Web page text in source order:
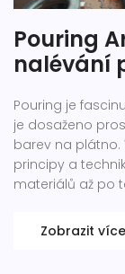
Pouring
nalévání
Pouring je
je dosaženo
barev na
principy a
materiálů až po
proZobrazit více